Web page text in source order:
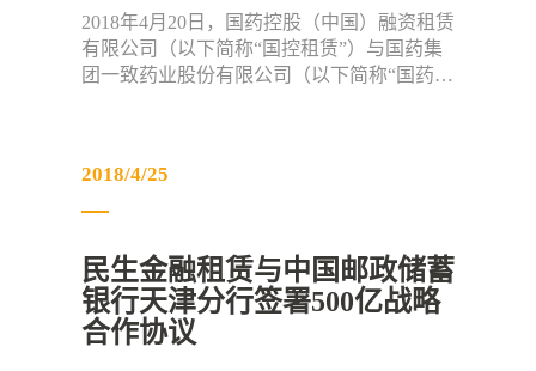
2018年4月20日，国药控股（中国）融资租赁
有限公司（以下简称“国控租赁”）与国药集
团一致药业股份有限公司（以下简称“国药…
2018/4/25
民生金融租赁与中国邮政储蓄
银行天津分行签署500亿战略
合作协议